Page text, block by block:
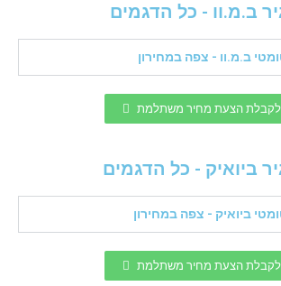
ב.מ.וו - כל הדגמים
ב.מ.וו - צפה במחירון
לקבלת הצעת מחיר משתלמת
ביואיק - כל הדגמים
ביואיק - צפה במחירון
לקבלת הצעת מחיר משתלמת